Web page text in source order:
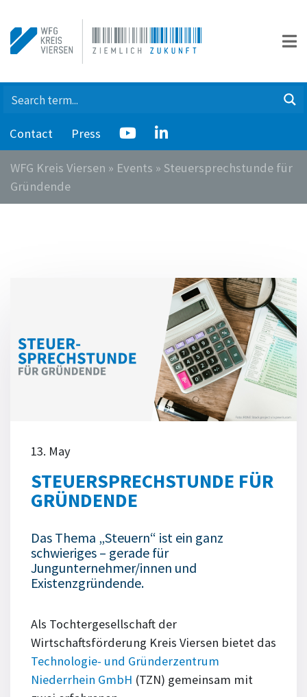
Contact Press
WFG Kreis Viersen » Events » Steuersprechstunde für
Gründende
13. May
STEUERSPRECHSTUNDE FÜR
GRÜNDENDE
Das Thema „Steuern“ ist ein ganz
schwieriges – gerade für
Jungunternehmer/innen und
Existenzgründende.
Als Tochtergesellschaft der
Wirtschaftsförderung Kreis Viersen bietet das
Technologie- und Gründerzentrum
Niederrhein GmbH (TZN) gemeinsam mit